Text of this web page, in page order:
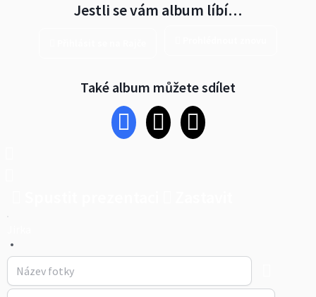
Jestli se vám album líbí…
Také album můžete sdílet
•